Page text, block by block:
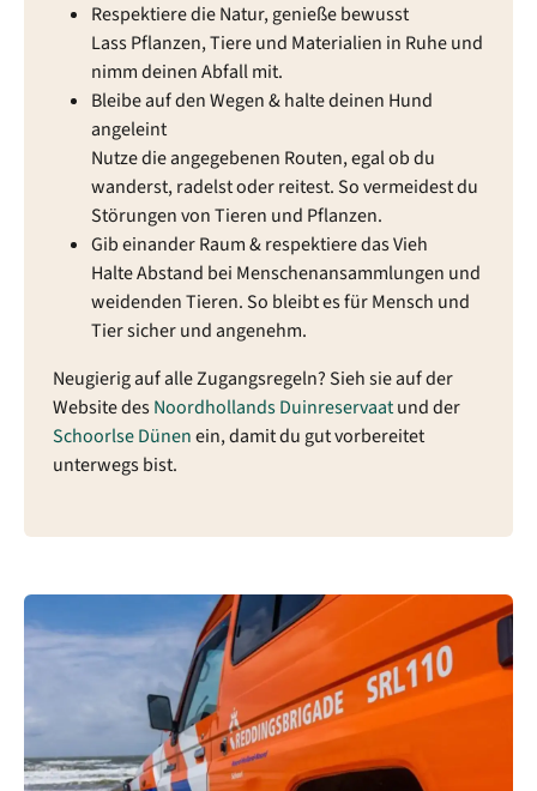
Respektiere die Natur, genieße bewusst
Lass Pflanzen, Tiere und Materialien in Ruhe und
nimm deinen Abfall mit.
Bleibe auf den Wegen & halte deinen Hund
angeleint
Nutze die angegebenen Routen, egal ob du
wanderst, radelst oder reitest. So vermeidest du
Störungen von Tieren und Pflanzen.
Gib einander Raum & respektiere das Vieh
Halte Abstand bei Menschenansammlungen und
weidenden Tieren. So bleibt es für Mensch und
Tier sicher und angenehm.
Neugierig auf alle Zugangsregeln? Sieh sie auf der
Website desNoordhollands Duinreservaatund der
Schoorlse Dünenein, damit du gut vorbereitet
unterwegs bist.